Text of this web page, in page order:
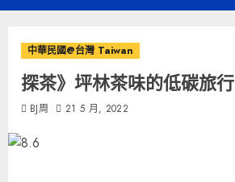
中華民國@台灣 Taiwan
探茶》坪林茶味的低碳旅行
BJ周 21 5 月, 2022